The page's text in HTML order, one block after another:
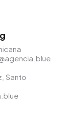
Santo